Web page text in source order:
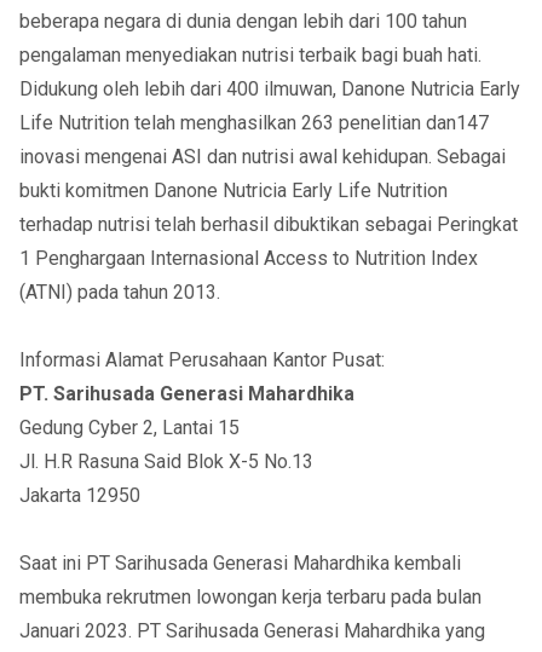
beberapa negara di dunia dengan lebih dari 100 tahun
pengalaman menyediakan nutrisi terbaik bagi buah hati.
Didukung oleh lebih dari 400 ilmuwan, Danone Nutricia Early
Life Nutrition telah menghasilkan 263 penelitian dan147
inovasi mengenai ASI dan nutrisi awal kehidupan. Sebagai
bukti komitmen Danone Nutricia Early Life Nutrition
terhadap nutrisi telah berhasil dibuktikan sebagai Peringkat
1 Penghargaan Internasional Access to Nutrition Index
(ATNI) pada tahun 2013.
Informasi Alamat Perusahaan Kantor Pusat:
PT. Sarihusada Generasi Mahardhika
Gedung Cyber 2, Lantai 15
Jl. H.R Rasuna Said Blok X-5 No.13
Jakarta 12950
Saat ini PT Sarihusada Generasi Mahardhika kembali
membuka rekrutmen lowongan kerja terbaru pada bulan
Januari 2023. PT Sarihusada Generasi Mahardhika yang